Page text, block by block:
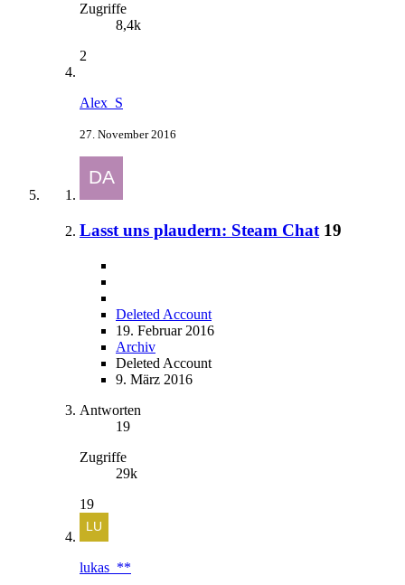
Zugriffe
8,4k
2
Alex_S
27. November 2016
Lasst uns plaudern: Steam Chat 19
Deleted Account
19. Februar 2016
Archiv
Deleted Account
9. März 2016
Antworten
19
Zugriffe
29k
19
lukas_**